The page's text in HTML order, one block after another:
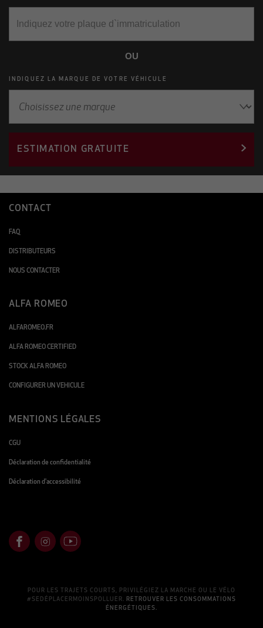
OU
INDIQUEZ LA MARQUE DE VOTRE VÉHICULE
ESTIMATION GRATUITE
CONTACT
FAQ
DISTRIBUTEURS
NOUS CONTACTER
ALFA ROMEO
ALFAROMEO.FR
ALFA ROMEO CERTIFIED
STOCK ALFA ROMEO
CONFIGURER UN VEHICULE
MENTIONS LÉGALES
CGU
Déclaration de confidentialité
Déclaration d'accessibilité
POUR LES TRAJETS COURTS, PRIVILÉGIEZ LA MARCHE OU LE VÉLO
#SEDÉPLACERMOINSPOLLUER. RETROUVER LES CONSOMMATIONS
ÉNERGÉTIQUES.